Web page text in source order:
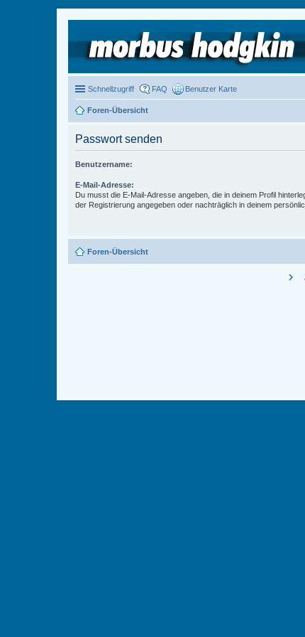
Schnellzugriff FAQ Benutzer Karte
Foren-Übersicht
Passwort senden
Benutzername:
E-Mail-Adresse:
Du musst die E-Mail-Adresse angeben, die in deinem Profil
der Registrierung angegeben oder nachträglich in deinem
Foren-Übersicht
chevron_right